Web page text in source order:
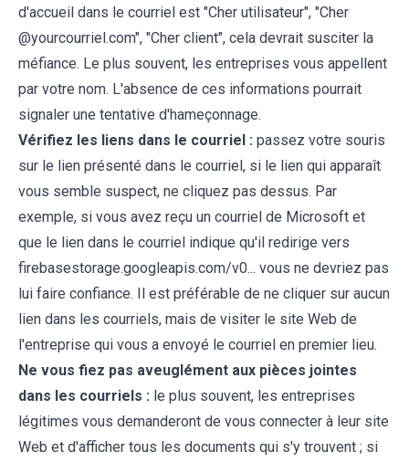
d'accueil dans le courriel est "Cher utilisateur", "Cher
@yourcourriel.com", "Cher client", cela devrait susciter la
méfiance. Le plus souvent, les entreprises vous appellent
par votre nom. L'absence de ces informations pourrait
signaler une tentative d'hameçonnage.
Vérifiez les liens dans le courriel : passez votre souris
sur le lien présenté dans le courriel, si le lien qui apparaît
vous semble suspect, ne cliquez pas dessus. Par
exemple, si vous avez reçu un courriel de Microsoft et
que le lien dans le courriel indique qu'il redirige vers
firebasestorage.googleapis.com/v0... vous ne devriez pas
lui faire confiance. Il est préférable de ne cliquer sur aucun
lien dans les courriels, mais de visiter le site Web de
l'entreprise qui vous a envoyé le courriel en premier lieu.
Ne vous fiez pas aveuglément aux pièces jointes
dans les courriels : le plus souvent, les entreprises
légitimes vous demanderont de vous connecter à leur site
Web et d'afficher tous les documents qui s'y trouvent ; si